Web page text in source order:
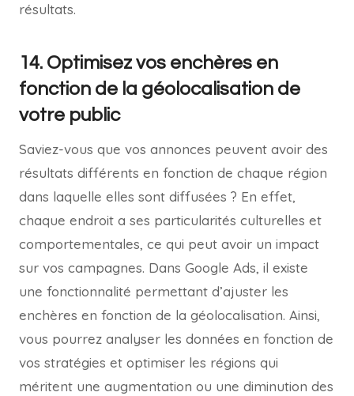
résultats.
14. Optimisez vos enchères en
fonction de la géolocalisation de
votre public
Saviez-vous que vos annonces peuvent avoir des
résultats différents en fonction de chaque région
dans laquelle elles sont diffusées ? En effet,
chaque endroit a ses particularités culturelles et
comportementales, ce qui peut avoir un impact
sur vos campagnes. Dans Google Ads, il existe
une fonctionnalité permettant d’ajuster les
enchères en fonction de la géolocalisation. Ainsi,
vous pourrez analyser les données en fonction de
vos stratégies et optimiser les régions qui
méritent une augmentation ou une diminution des